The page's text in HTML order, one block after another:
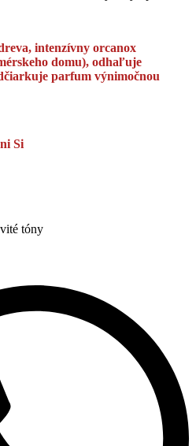
intenzívny orcanox
domu), odhaľuje
parfum výnimočnou
Si
tóny